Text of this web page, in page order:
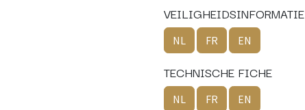
VEILIGHEIDSINFORMATIE
NL FR EN
TECHNISCHE FICHE
NL FR EN